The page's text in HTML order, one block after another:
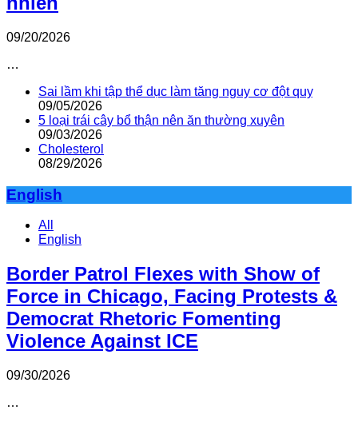
09/20/2026
…
Sai lầm khi tập thể dục làm tăng nguy cơ đột quỵ
09/05/2026
5 loại trái cây bổ thận nên ăn thường xuyên
09/03/2026
Cholesterol
08/29/2026
English
All
English
Border Patrol Flexes with Show of
Force in Chicago, Facing Protests &
Democrat Rhetoric Fomenting
Violence Against ICE
09/30/2026
…